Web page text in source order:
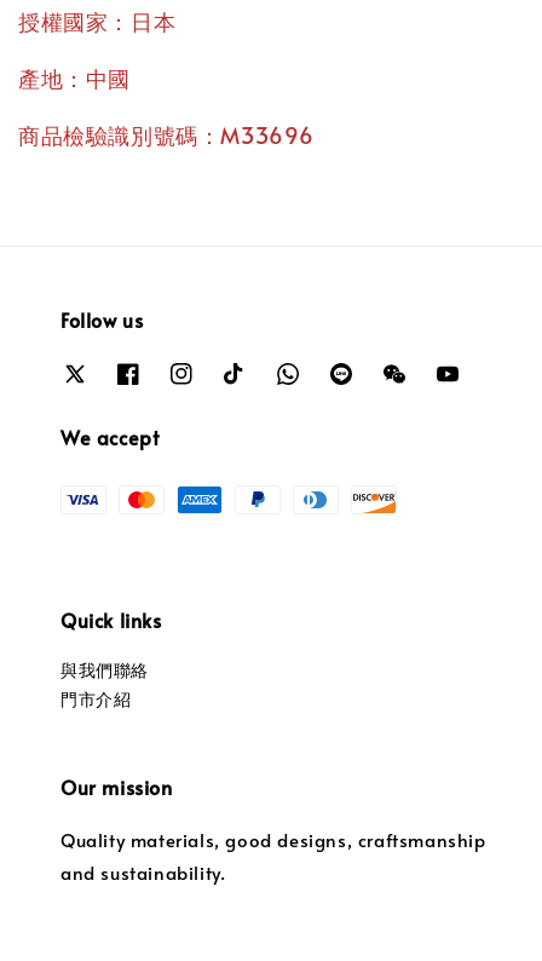
授權國家：日本
產地：中國
商品檢驗識別號碼：M33696
Follow us
We accept
Quick links
與我們聯絡
門市介紹
Our mission
Quality materials, good designs, craftsmanship
and sustainability.